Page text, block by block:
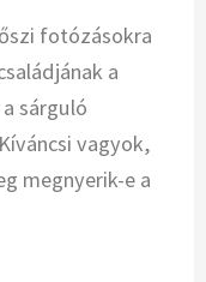
fotózásokra
a
sárguló
vagyok,
megnyerik-e a